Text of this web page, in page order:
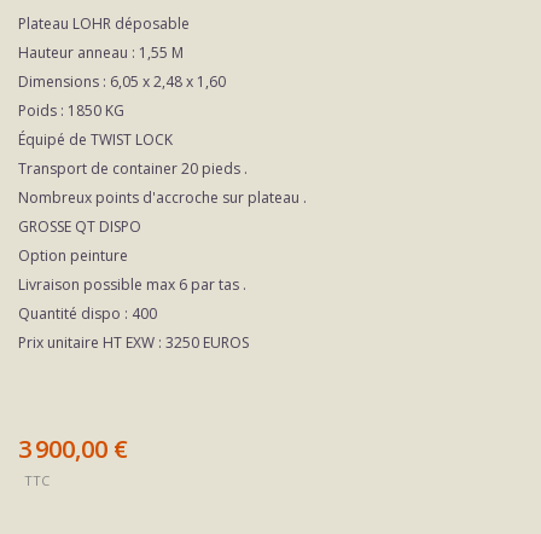
LOHR
DEPOSABLE
Plateau LOHR déposable
Hauteur anneau : 1,55 M
Dimensions : 6,05 x 2,48 x 1,60
Poids : 1850 KG
Équipé de TWIST LOCK
Transport de container 20 pieds .
Nombreux points d'accroche sur plateau .
GROSSE QT DISPO
Option peinture
Livraison possible max 6 par tas .
Quantité dispo : 400
Prix unitaire HT EXW : 3250 EUROS
3 900,00 €
TTC